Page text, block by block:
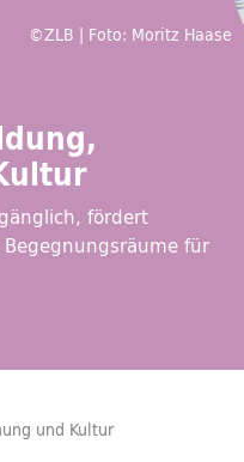
©ZLB | Foto: Moritz Haase
fördert
für
und Kultur